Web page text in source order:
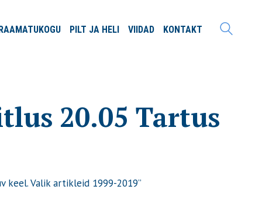
KOGU PILT JA HELI VIIDAD KONTAKT
20.05 Tartus
keel. Valik artikleid 1999-2019”